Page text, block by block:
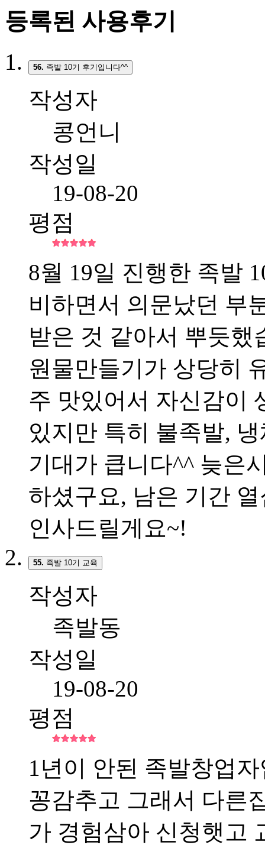
등록된 사용후기
56. 족발 10기 후기입니다^^
작성자
콩언니
작성일
19-08-20
평점
8월 19일 진행한 족발
비하면서 의문났던 부
받은 것 같아서 뿌듯
원물만들기가 상당히
주 맛있어서 자신감이
있지만 특히 불족발,
기대가 큽니다^^ 늦은
하셨구요, 남은 기간
인사드릴게요~!
55. 족발 10기 교육
작성자
족발동
작성일
19-08-20
평점
1년이 안된 족발창업
꽁감추고 그래서 다른
가 경험삼아 신청햇고